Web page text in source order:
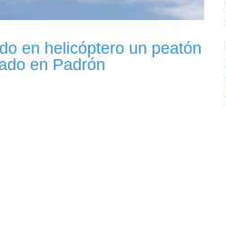
en helicóptero un peatón
en Padrón